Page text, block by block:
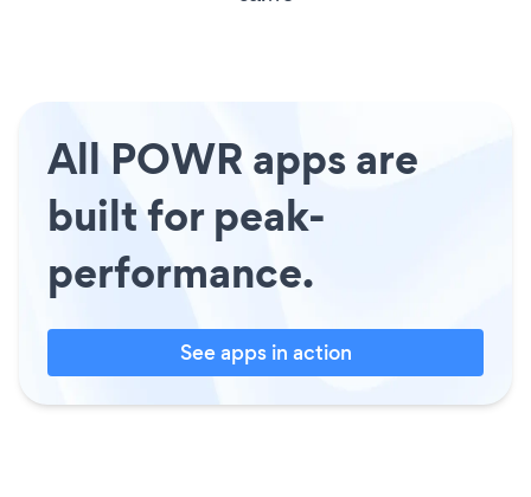
All POWR apps are
built for peak-
performance.
See apps in action